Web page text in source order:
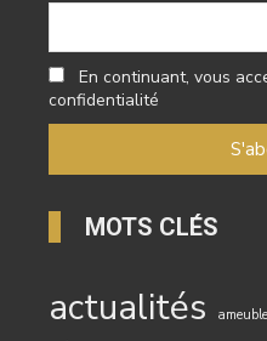
En continuant, vous
confidentialité
MOTS CLÉS
actualités